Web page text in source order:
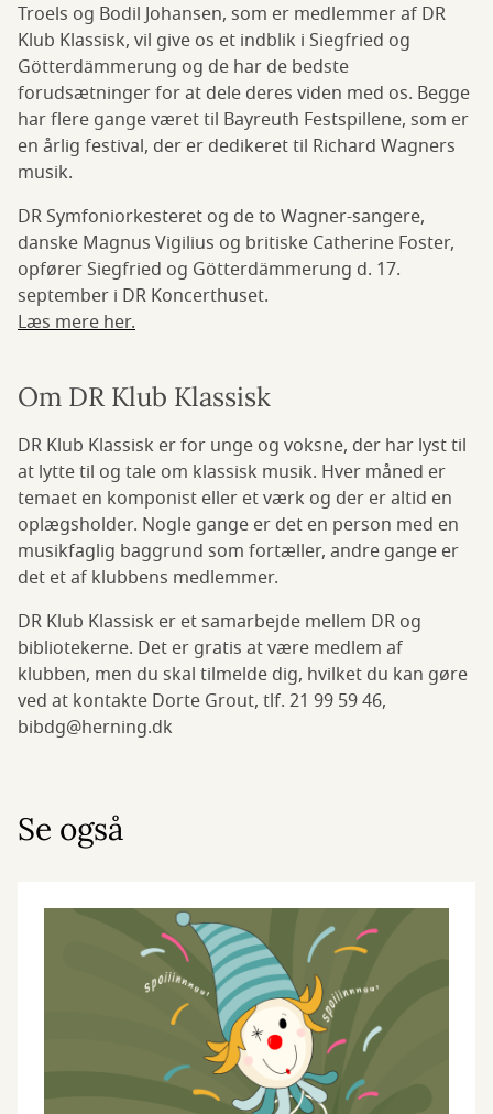
Troels og Bodil Johansen, som er medlemmer af DR
Klub Klassisk, vil give os et indblik i Siegfried og
Götterdämmerung og de har de bedste
forudsætninger for at dele deres viden med os. Begge
har flere gange været til Bayreuth Festspillene, som er
en årlig festival, der er dedikeret til Richard Wagners
musik.
DR Symfoniorkesteret og de to Wagner-sangere,
danske Magnus Vigilius og britiske Catherine Foster,
opfører Siegfried og Götterdämmerung d. 17.
september i DR Koncerthuset.
Læs mere her.
Om DR Klub Klassisk
DR Klub Klassisk er for unge og voksne, der har lyst til
at lytte til og tale om klassisk musik. Hver måned er
temaet en komponist eller et værk og der er altid en
oplægsholder. Nogle gange er det en person med en
musikfaglig baggrund som fortæller, andre gange er
det et af klubbens medlemmer.
DR Klub Klassisk er et samarbejde mellem DR og
bibliotekerne. Det er gratis at være medlem af
klubben, men du skal tilmelde dig, hvilket du kan gøre
ved at kontakte Dorte Grout, tlf. 21 99 59 46,
bibdg@herning.dk
Se også